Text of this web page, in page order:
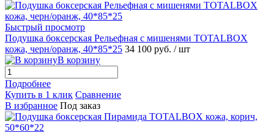
Быстрый просмотр
Подушка боксерская Рельефная с мишенями TOTALBOX
кожа, черн/оранж, 40*85*25 34 100 руб. / шт
В корзину
Подробнее
Купить в 1 клик Сравнение
В избранное Под заказ